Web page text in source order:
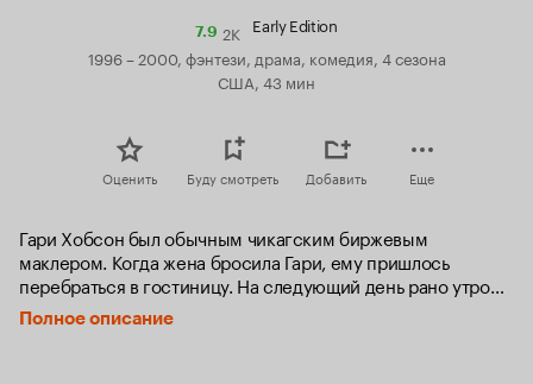
7.9Рейтинг
2K Early Edition
1996 – 2000, фэнтези, драма, комедия, 4 сезона
США, 43 мин
Оценить Буду смотреть Добавить Еще
Гари Хобсон был обычным чикагским биржевым
маклером. Когда жена бросила Гари, ему пришлось
перебраться в гостиницу. На следующий день рано утром
таинственная рыжая кошка неожиданно появилась в
дверях его номера с завтрашним выпуском газеты. С
Полное описание